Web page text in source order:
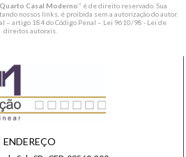
Casal Moderno" é de direito reservado. Sua
nossos links, é proibida sem a autorização do autor.
– artigo 184 do Código Penal – Lei 9610/98 - Lei de
direitos autorais.
ENDEREÇO